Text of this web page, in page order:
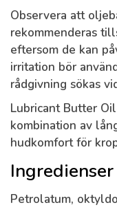
Observera att
rekommenderas
eftersom de kan
irritation bör
rådgivning sökas
Lubricant Butter
kombination av
hudkomfort för
Ingredienser
Petrolatum,